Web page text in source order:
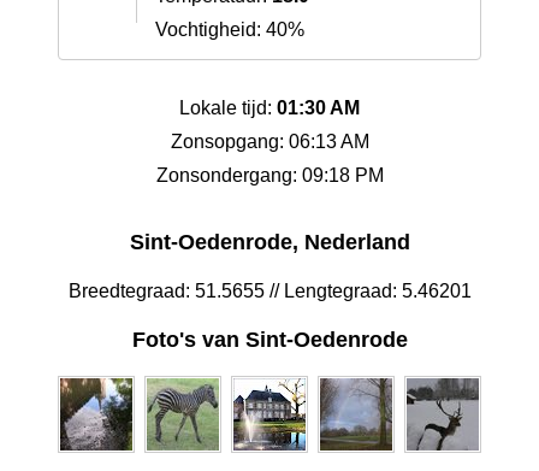
Vochtigheid: 40%
Lokale tijd: 01:30 AM
Zonsopgang: 06:13 AM
Zonsondergang: 09:18 PM
Sint-Oedenrode, Nederland
Breedtegraad: 51.5655 // Lengtegraad: 5.46201
Foto's van Sint-Oedenrode